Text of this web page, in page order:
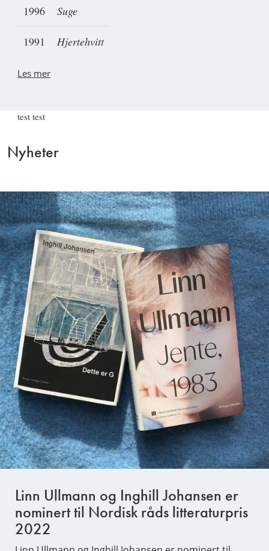
1996 Suge
1991 Hjertehvitt
Les mer
test test
Nyheter
Linn Ullmann og Inghill Johansen er
nominert til Nordisk råds litteraturpris
2022